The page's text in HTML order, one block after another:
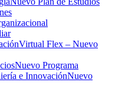
Virtual Flex – Nuevo
Nuevo Programa
e InnovaciónNuevo